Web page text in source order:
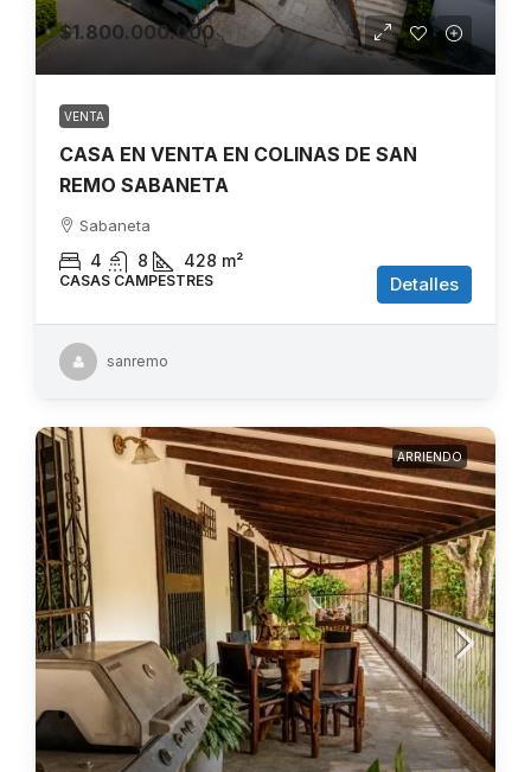
$1.800.000.000
VENTA
CASA EN VENTA EN COLINAS DE SAN
REMO SABANETA
Sabaneta
4 8 428 m²
CASAS CAMPESTRES Detalles
sanremo
ARRIENDO